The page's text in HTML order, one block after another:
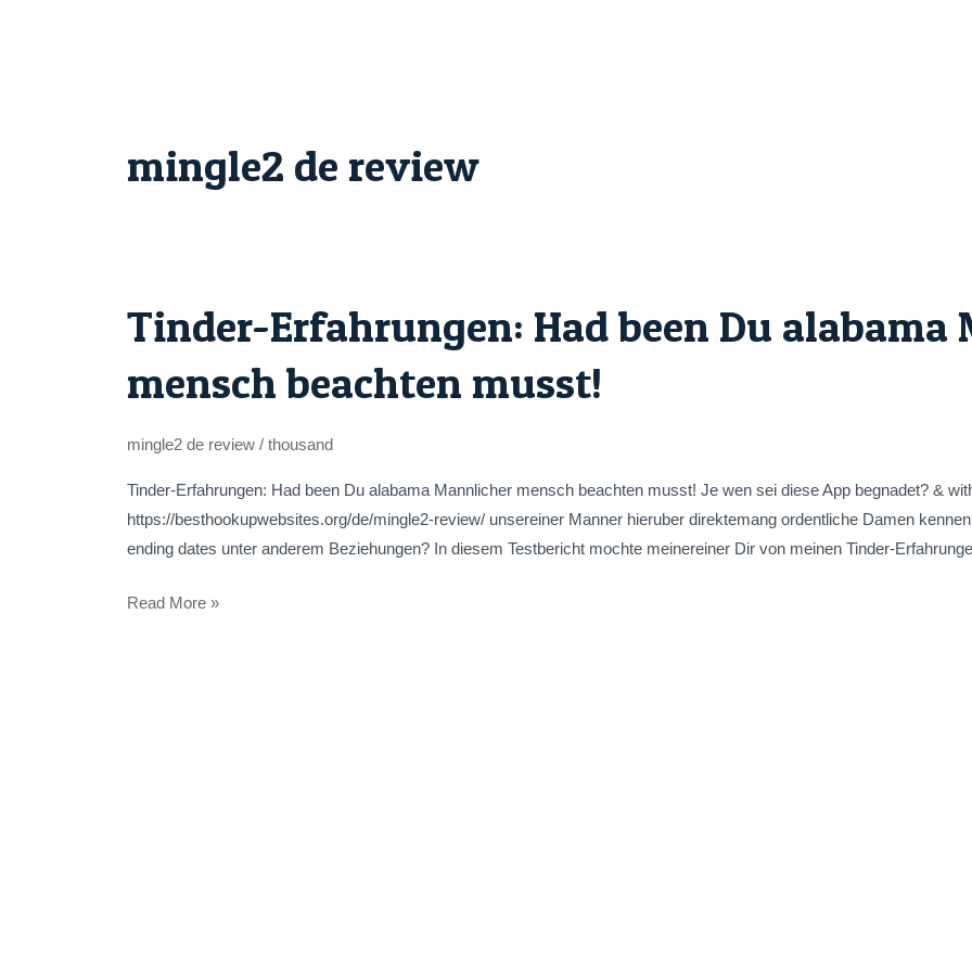
mingle2 de review
Tinder-Erfahrungen: Had been Du
mensch beachten musst!
mingle2 de review / thousand
Tinder-Erfahrungen: Had been Du alabama Mannlicher mensch beachten musst! Je wen sei diese App begnadet? &
https://besthookupwebsites.org/de/mingle2-review/ unsereiner Manner hieruber direktemang ordentliche Damen
ending dates unter anderem Beziehungen? In diesem Testbericht mochte meinereiner Dir von meinen Tinder-
Tinder-
Erfahrungen:
been
alabama
Mannlicher
mensch
beachten
Read More »